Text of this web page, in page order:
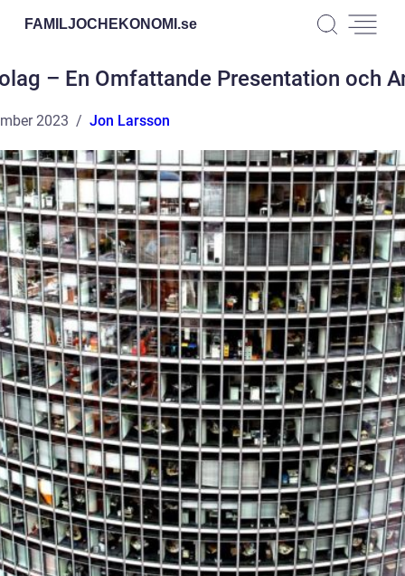
FAMILJOCHEKONOMI.se
– En Omfattande Presentation och
2023 Jon Larsson